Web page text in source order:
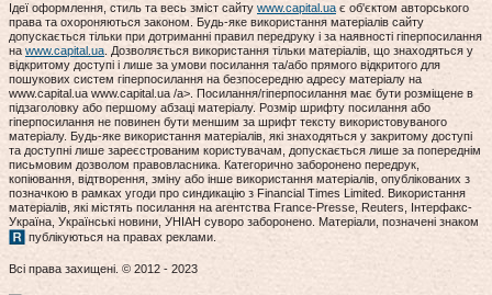
Ідеї оформлення, стиль та весь зміст сайту www.capital.ua є об'єктом авторського
права та охороняються законом. Будь-яке використання матеріалів сайту
допускається тільки при дотриманні правил передруку і за наявності гіперпосилання
на www.capital.ua . Дозволяється використання тільки матеріалів, що знаходяться у
відкритому доступі і лише за умови посилання та/або прямого відкритого для
пошукових систем гіперпосилання на безпосередню адресу матеріалу на
www.capital.ua www.capital.ua /a>. Посилання/гіперпосилання має бути розміщене в
підзаголовку або першому абзаці матеріалу. Розмір шрифту посилання або
гіперпосилання не повинен бути меншим за шрифт тексту використовуваного
матеріалу. Будь-яке використання матеріалів, які знаходяться у закритому доступі
та доступні лише зареєстрованим користувачам, допускається лише за попереднім
письмовим дозволом правовласника. Категорично заборонено передрук,
копіювання, відтворення, зміну або інше використання матеріалів, опублікованих з
позначкою в рамках угоди про синдикацію з Financial Times Limited. Використання
матеріалів, які містять посилання на агентства France-Presse, Reuters, Інтерфакс-
Україна, Українські новини, УНІАН суворо заборонено. Матеріали, позначені знаком
публікуються на правах реклами.
Всі права захищені. © 2012 - 2023